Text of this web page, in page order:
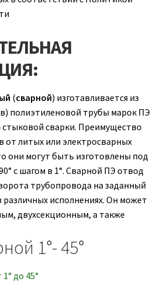
(сварной) изготавливается из
полиэтиленовой трубы марок ПЭ
сварки. Преимущество
от литых или электросварных
они могут быть изготовлены под
с шагом в 1°. Сварной ПЭ отвод
трубопровода на заданный
различных исполнениях. Он может
двухсекционным, а также
1°- 45°